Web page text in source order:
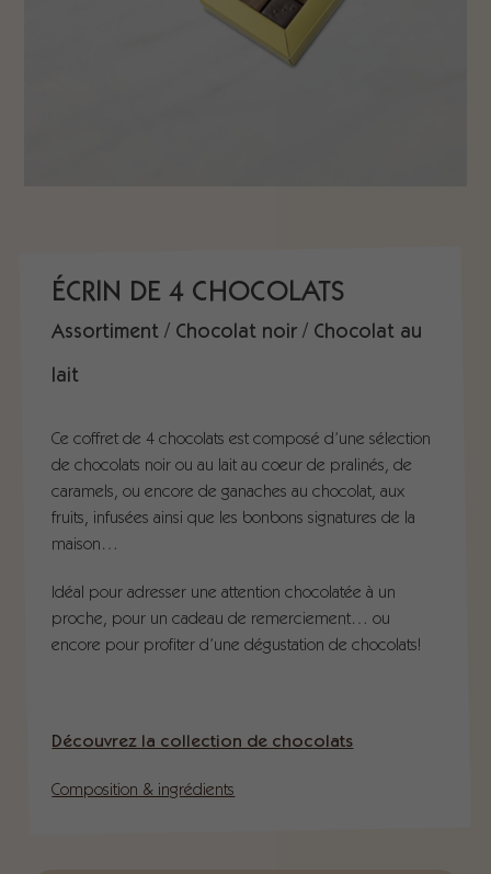
ÉCRIN DE 4 CHOCOLATS
Assortiment / Chocolat noir / Chocolat au
lait
Ce coffret de 4 chocolats est composé d’une sélection
de chocolats noir ou au lait au coeur de pralinés, de
caramels, ou encore de ganaches au chocolat, aux
fruits, infusées ainsi que les bonbons signatures de la
maison…
Idéal pour adresser une attention chocolatée à un
proche, pour un cadeau de remerciement… ou
encore pour profiter d’une dégustation de chocolats!
Découvrez la collection de chocolats
Composition & ingrédients